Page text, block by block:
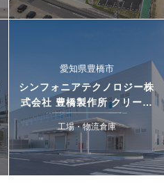
愛知県豊橋市
シンフォニアテクノロジー株
式会社 豊橋製作所 クリーン
搬送システム工場
工場・物流倉庫